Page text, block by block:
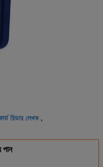
রিডার লেখক,
পান